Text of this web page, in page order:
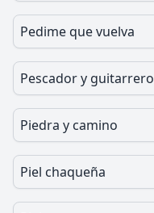
Pedime que vuelva
Pescador y guitarrero
Piedra y camino
Piel chaqueña